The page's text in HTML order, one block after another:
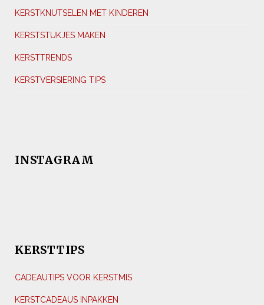
KERSTKNUTSELEN MET KINDEREN
KERSTSTUKJES MAKEN
KERSTTRENDS
KERSTVERSIERING TIPS
INSTAGRAM
KERSTTIPS
CADEAUTIPS VOOR KERSTMIS
KERSTCADEAUS INPAKKEN